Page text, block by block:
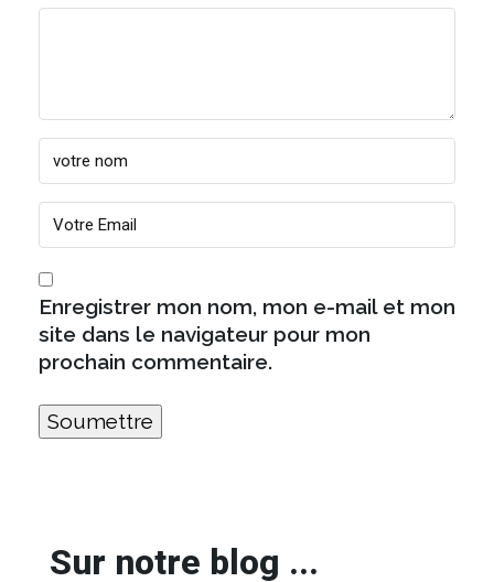
Enregistrer mon nom, mon e-mail et mon
site dans le navigateur pour mon
prochain commentaire.
Sur notre blog ...